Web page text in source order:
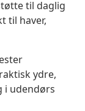
til daglig
til haver,
ydre,
i udendørs